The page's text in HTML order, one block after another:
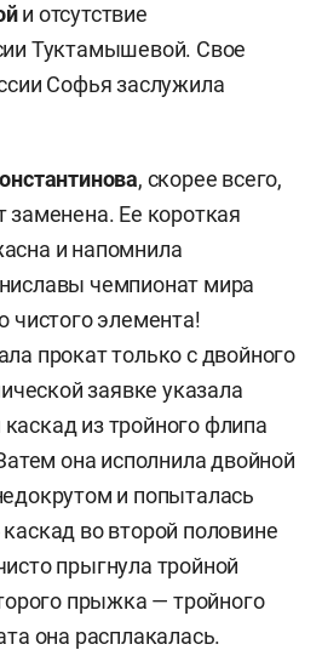
и отсутствие
Туктамышевой. Свое
Софья заслужила
, скорее всего,
заменена. Ее короткая
и напомнила
чемпионат мира
чистого элемента!
прокат только с двойного
заявке указала
из тройного флипа
она исполнила двойной
и попыталась
во второй половине
прыгнула тройной
прыжка — тройного
она расплакалась.